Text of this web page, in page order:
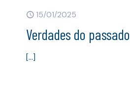
15/01/2025
Verdades do passado
[…]